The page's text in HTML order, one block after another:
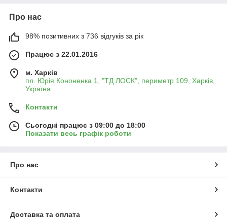
Про нас
98% позитивних з 736 відгуків за рік
Працює з 22.01.2016
м. Харків
пл. Юрія Кононенка 1, "ТД ЛОСК", периметр 109, Харків,
Україна
Контакти
Сьогодні працює з 09:00 до 18:00
Показати весь графік роботи
Про нас
Контакти
Доставка та оплата